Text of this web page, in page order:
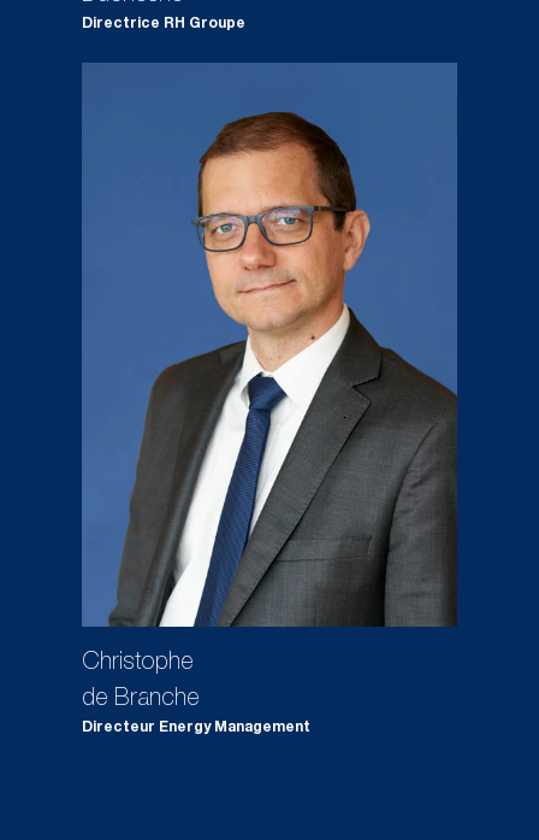
Directrice RH Groupe
Christophe
de Branche
Directeur Energy Management